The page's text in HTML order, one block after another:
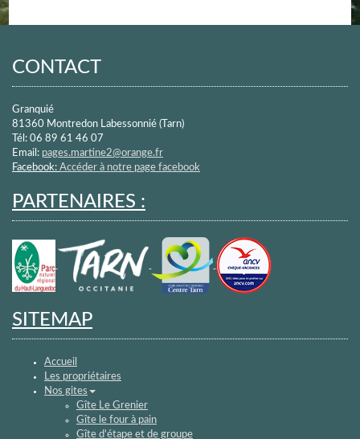
CONTACT
Granquié
81360 Montredon Labessonnié (Tarn)
Tél: 06 89 61 46 07
Email: pages.martine2@orange.fr
Facebook: Accéder à notre page facebook
PARTENAIRES :
SITEMAP
Accueil
Les propriétaires
Nos gites
Gîte Le Grenier
Gîte le four à pain
Gîte d'étape et de groupe